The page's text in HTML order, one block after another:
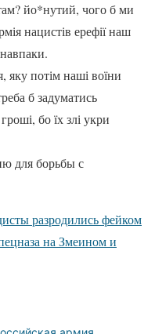
йо*нутий, чого б ми
нацистів ерефії наш
яку потім наші воїни
б задуматись
бо їх злі укри
для борьбы с
разродились фейком
на Змеином и